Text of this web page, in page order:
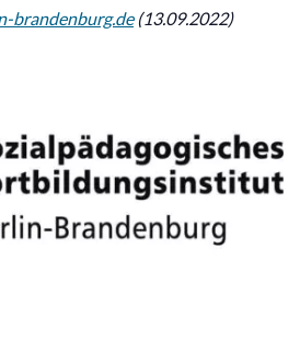
brandenburg.de(13.09.2022)